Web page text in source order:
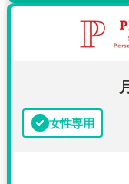
女性専用